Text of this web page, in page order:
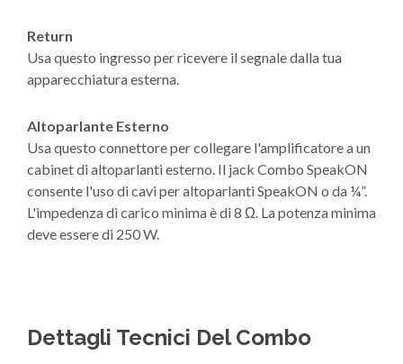
Return
Usa questo ingresso per ricevere il segnale dalla tua
apparecchiatura esterna.
Altoparlante Esterno
Usa questo connettore per collegare l'amplificatore a un
cabinet di altoparlanti esterno. Il jack Combo SpeakON
consente l'uso di cavi per altoparlanti SpeakON o da ¼”.
L'impedenza di carico minima è di 8 Ω. La potenza minima
deve essere di 250 W.
Dettagli Tecnici Del Combo